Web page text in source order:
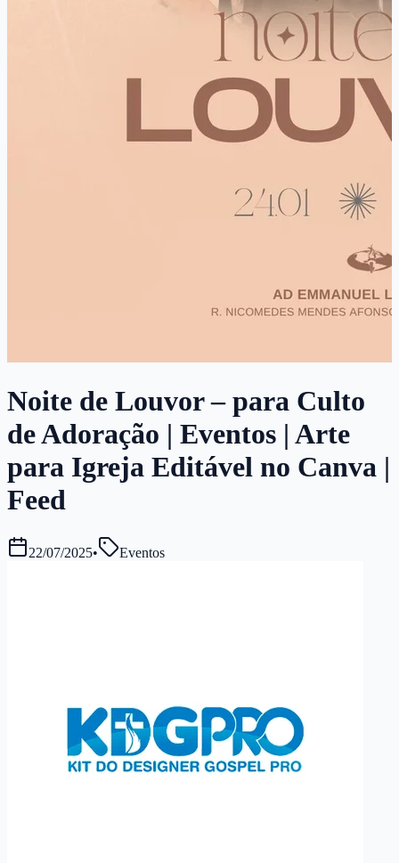
Noite de Louvor – para Culto
de Adoração | Eventos | Arte
para Igreja Editável no Canva |
Feed
22/07/2025• Eventos